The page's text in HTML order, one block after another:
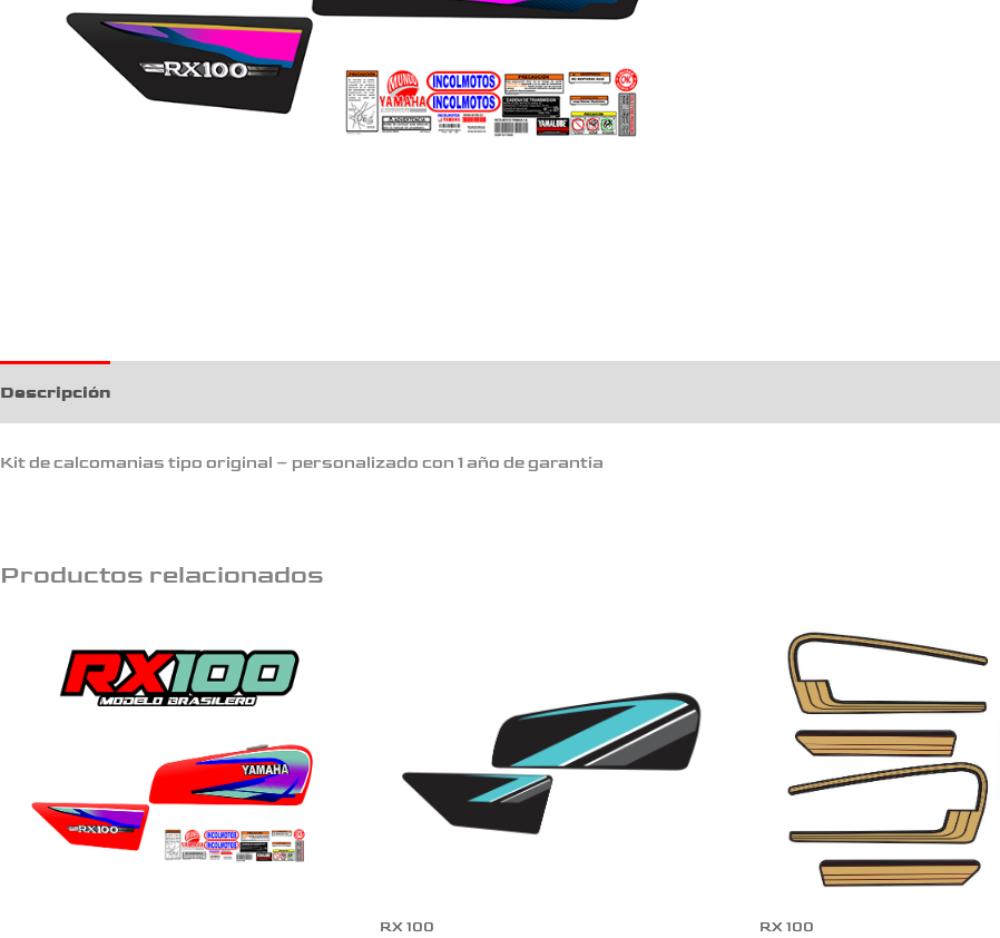
Descripción
Kit de calcomanias tipo original – personalizado con 1 año de garantia
Productos relacionados
RX 100 RX 100